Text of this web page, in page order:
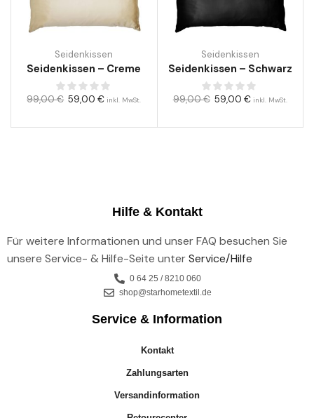
Seidenkissen
Seidenkissen – Creme
99,00€ 59,00€ inkl. MwSt.
Seidenkissen
Seidenkissen – Schwarz
99,00€ 59,00 € inkl. MwSt.
Hilfe & Kontakt
Für weitere Informationen und unser FAQ besuchen Sie
unsere Service- & Hilfe-Seite unterService/Hilfe
0 64 25 / 8210 060
shop@starhometextil.de
Service & Information
Kontakt
Zahlungsarten
Versandinformation